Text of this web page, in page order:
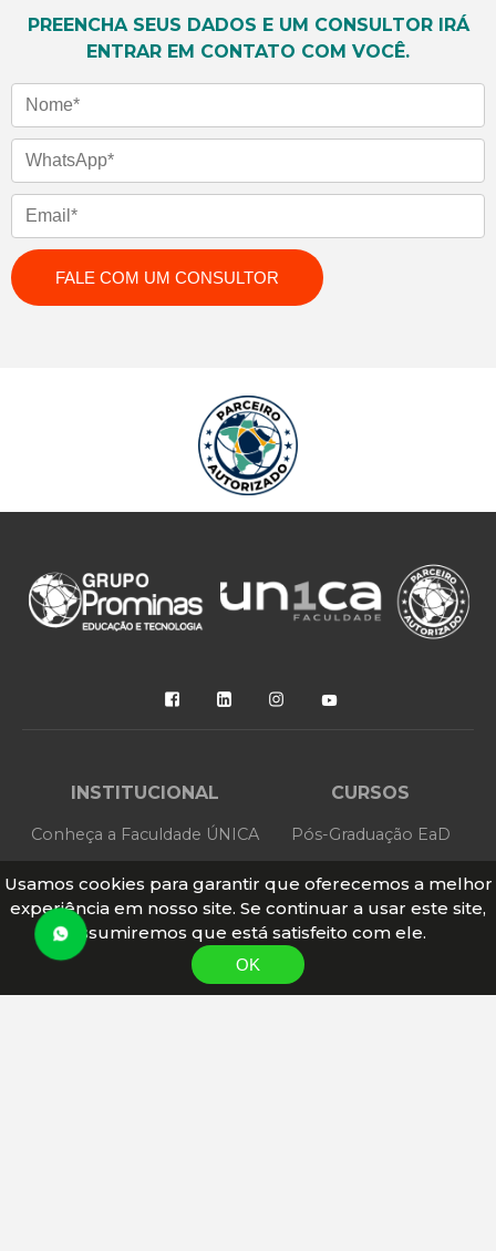
PREENCHA SEUS DADOS E UM CONSULTOR IRÁ
ENTRAR EM CONTATO COM VOCÊ.
Nome
WhatsApp
Email
FALE COM UM CONSULTOR
INSTITUCIONAL
Conheça a Faculdade ÚNICA
Atendimento
CURSOS
Pós-Graduação EaD
Aperfeiçoamento EaD
Extensão EaD
Disciplinas Isoladas EaD
MATRICULE-SE
on
Usamos cookies para garantir que oferecemos a melhor
experiência em nosso site. Se continuar a usar este site,
assumiremos que está satisfeito com ele.
OK